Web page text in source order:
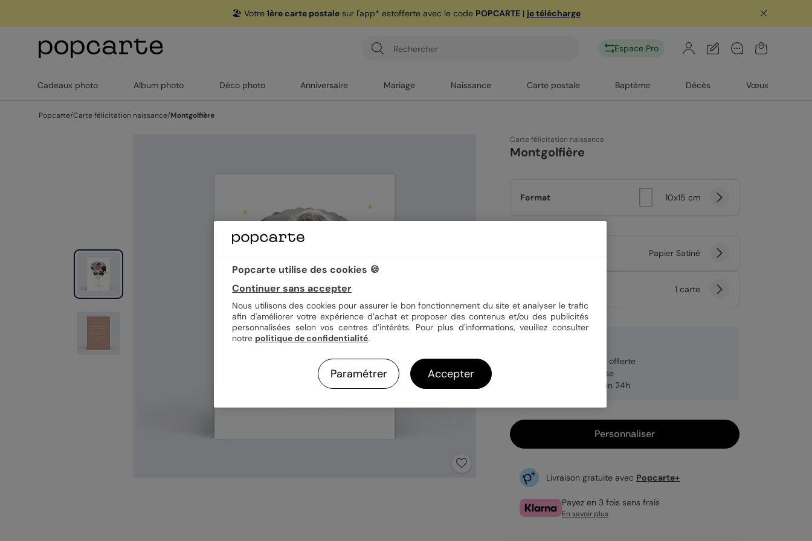
🏖️ Votre1ère carte postalesur l'app* estofferte avec le code POPCARTE| je télécharge
Espace Pro
Cadeaux photo Album photo Déco photo Anniversaire Mariage Naissance Carte postale Baptême Décès Vœux
Popcarte/Carte félicitation naissance/Montgolfière
Carte félicitation naissance
Montgolfière
Format 10x15 cm
Papier Satiné
1 carte
Enveloppe blanche offerte
Fabrication française
Expédition rapide en 24h
Personnaliser
Livraison gratuite avec Popcarte+
Payez en 3 fois sans frais
En savoir plus
Popcarte utilise des cookies 🍪
Continuer sans accepter
Nous utilisons des cookies pour assurer le bon fonctionnement du site et analyser le trafic
afin d'améliorer votre expérience d’achat et proposer des contenus et/ou des publicités
personnalisées selon vos centres d’intérêts. Pour plus d'informations, veuillez consulter
notre politique de confidentialité.
Paramétrer Accepter